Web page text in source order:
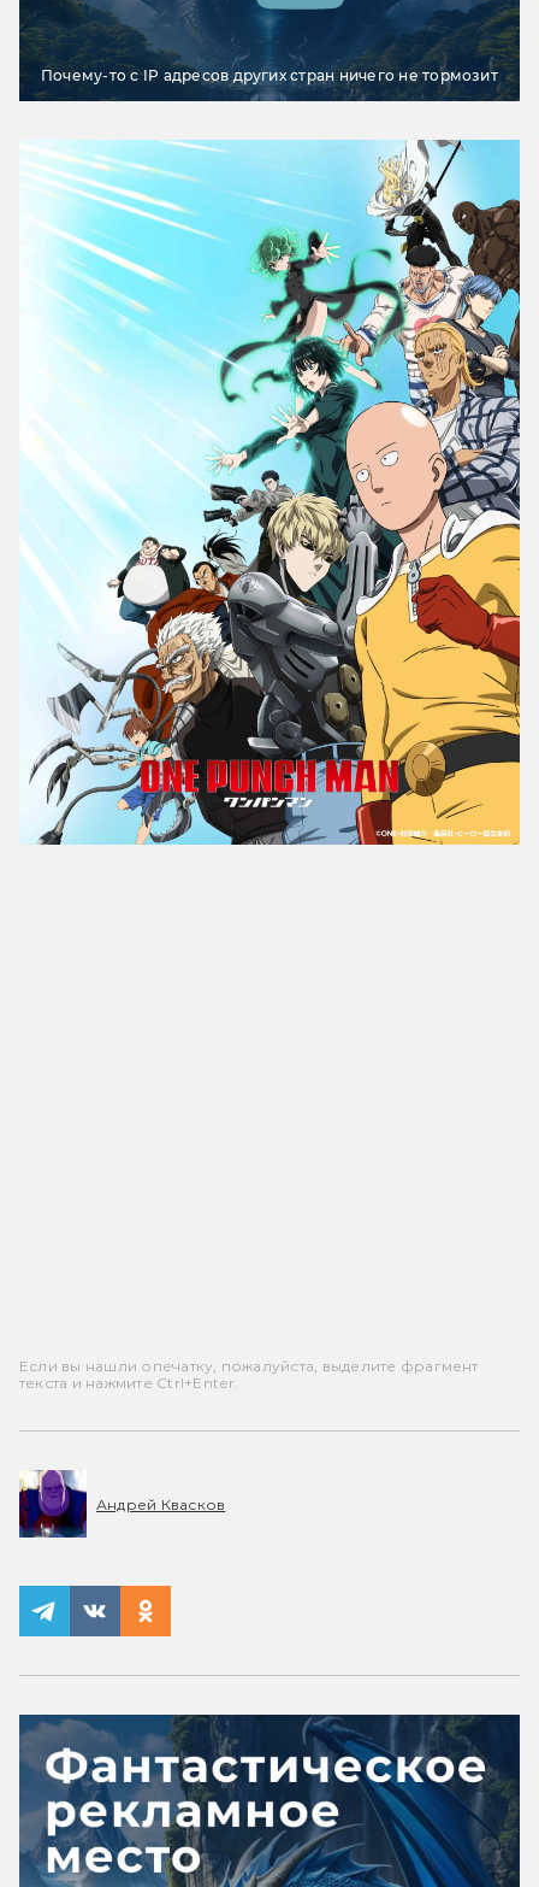
Почему-то с IP адресов других стран ничего не тормозит
Если вы нашли опечатку, пожалуйста, выделите фрагмент
текста и нажмите Ctrl+Enter.
Андрей Квасков